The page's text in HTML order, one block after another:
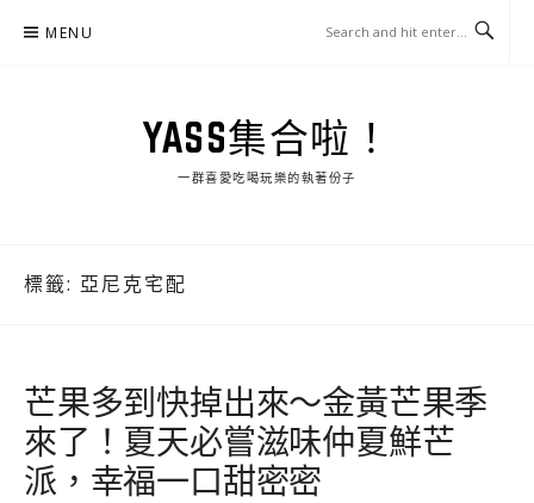
MENU
YASS集合啦！
一群喜愛吃喝玩樂的執著份子
標籤: 亞尼克宅配
芒果多到快掉出來～金黃芒果季
來了！夏天必嘗滋味仲夏鮮芒
派，幸福一口甜密密